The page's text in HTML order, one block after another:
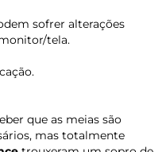
sofrer alterações
tela.
que as meias são
mas totalmente